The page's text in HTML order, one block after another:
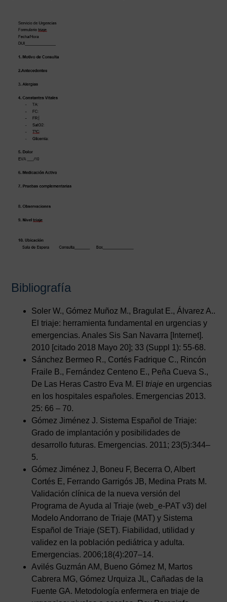
Bibliografía
Soler W., Gómez Muñoz M., Bragulat E., Álvarez A..
El triaje: herramienta fundamental en urgencias y
emergencias. Anales Sis San Navarra [Internet].
2010 [citado 2018 Mayo 20]; 33 (Suppl 1): 55-68.
Sánchez Bermeo R., Cortés Fadrique C., Rincón
Fraile B., Fernández Centeno E., Peña Cueva S.,
De Las Heras Castro Eva M. El triaje en urgencias
en los hospitales españoles. Emergencias 2013.
25: 66 – 70.
Gómez Jiménez J. Sistema Español de Triaje:
Grado de implantación y posibilidades de
desarrollo futuras. Emergencias. 2011; 23(5):344–
5.
Gómez Jiménez J, Boneu F, Becerra O, Albert
Cortés E, Ferrando Garrigós JB, Medina Prats M.
Validación clínica de la nueva versión del
Programa de Ayuda al Triaje (web_e-PAT v3) del
Modelo Andorrano de Triaje (MAT) y Sistema
Español de Triaje (SET). Fiabilidad, utilidad y
validez en la población pediátrica y adulta.
Emergencias. 2006;18(4):207–14.
Avilés Guzmán AM, Bueno Gómez M, Martos
Cabrera MG, Gómez Urquiza JL, Cañadas de la
Fuente GA. Metodología enfermera en triaje de